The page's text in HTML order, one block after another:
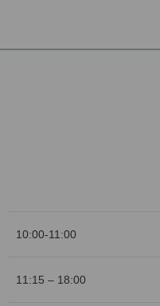
10:00-11:00
11:15 – 18:00